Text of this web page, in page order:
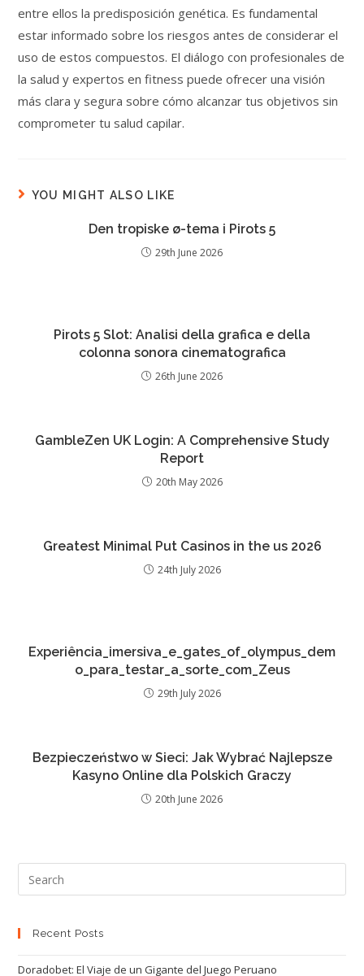
entre ellos la predisposición genética. Es fundamental
estar informado sobre los riesgos antes de considerar el
uso de estos compuestos. El diálogo con profesionales de
la salud y expertos en fitness puede ofrecer una visión
más clara y segura sobre cómo alcanzar tus objetivos sin
comprometer tu salud capilar.
YOU MIGHT ALSO LIKE
Den tropiske ø-tema i Pirots 5
29th June 2026
Pirots 5 Slot: Analisi della grafica e della
colonna sonora cinematografica
26th June 2026
GambleZen UK Login: A Comprehensive Study
Report
20th May 2026
Greatest Minimal Put Casinos in the us 2026
24th July 2026
Experiência_imersiva_e_gates_of_olympus_dem
o_para_testar_a_sorte_com_Zeus
29th July 2026
Bezpieczeństwo w Sieci: Jak Wybrać Najlepsze
Kasyno Online dla Polskich Graczy
20th June 2026
Recent Posts
Doradobet: El Viaje de un Gigante del Juego Peruano